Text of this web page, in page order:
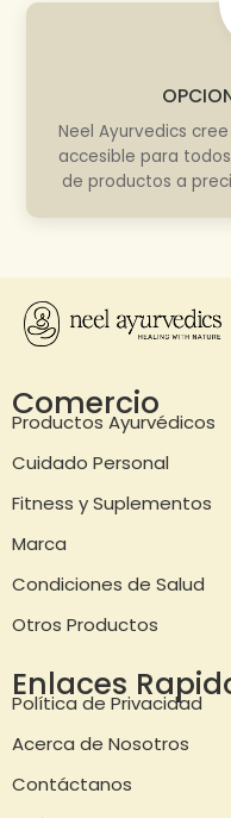
Neel Ayurvedics
accesible para
de productos a
Comercio
Productos Ayurvédicos
Cuidado Personal
Fitness y Suplementos
Marca
Condiciones de Salud
Otros Productos
Enlaces
Política de Privacidad
Acerca de Nosotros
Contáctanos